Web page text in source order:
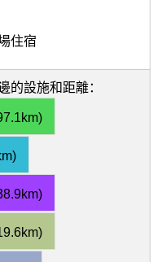
住宿
的設施和距離：